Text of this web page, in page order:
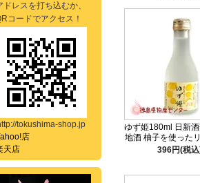
ゆず姫180ml 日新
地酒 柚子を使った
396円(税
ドレスを打ち込むか、
コードでアクセス！
tokushima-shop.jp
店
天店